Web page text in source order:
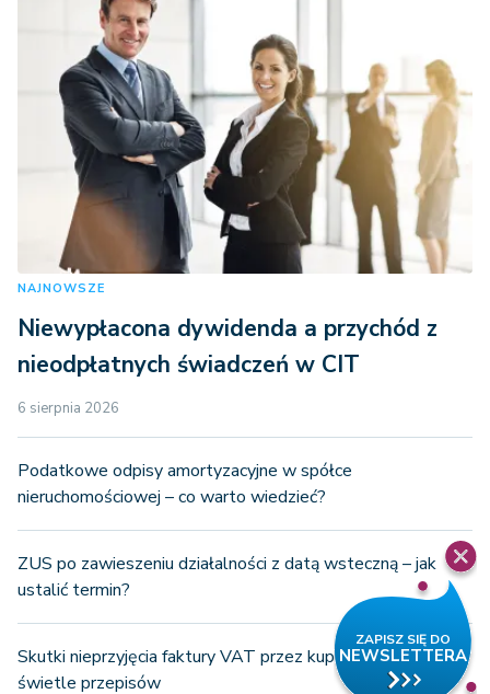
NAJNOWSZE
Niewypłacona dywidenda a przychód z
nieodpłatnych świadczeń w CIT
6 sierpnia 2026
Podatkowe odpisy amortyzacyjne w spółce
nieruchomościowej – co warto wiedzieć?
ZUS po zawieszeniu działalności z datą wsteczną – jak
ustalić termin?
Skutki nieprzyjęcia faktury VAT przez kupującego w
świetle przepisów